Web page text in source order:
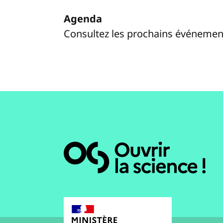
Agenda
Consultez les prochains